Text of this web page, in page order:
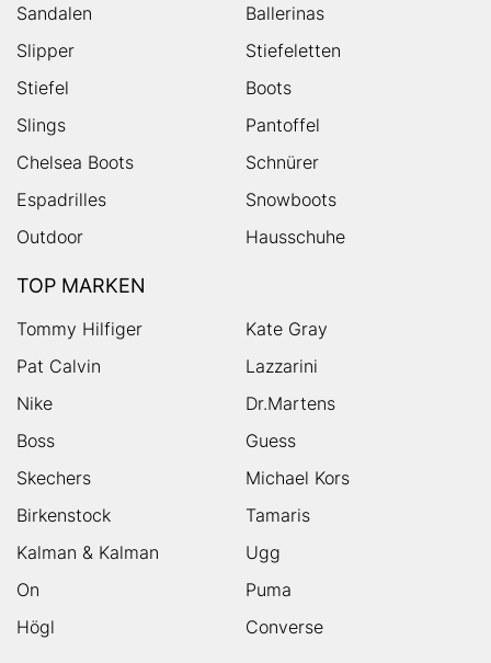
Sandalen
Ballerinas
Slipper
Stiefeletten
Stiefel
Boots
Slings
Pantoffel
Chelsea Boots
Schnürer
Espadrilles
Snowboots
Outdoor
Hausschuhe
TOP MARKEN
Tommy Hilfiger
Kate Gray
Pat Calvin
Lazzarini
Nike
Dr.Martens
Boss
Guess
Skechers
Michael Kors
Birkenstock
Tamaris
Kalman & Kalman
Ugg
On
Puma
Högl
Converse